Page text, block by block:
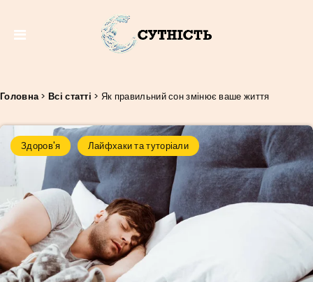
Головна>Всі статті > Як правильний сон змінює ваше життя
Здоров'я Лайфхаки та туторіали